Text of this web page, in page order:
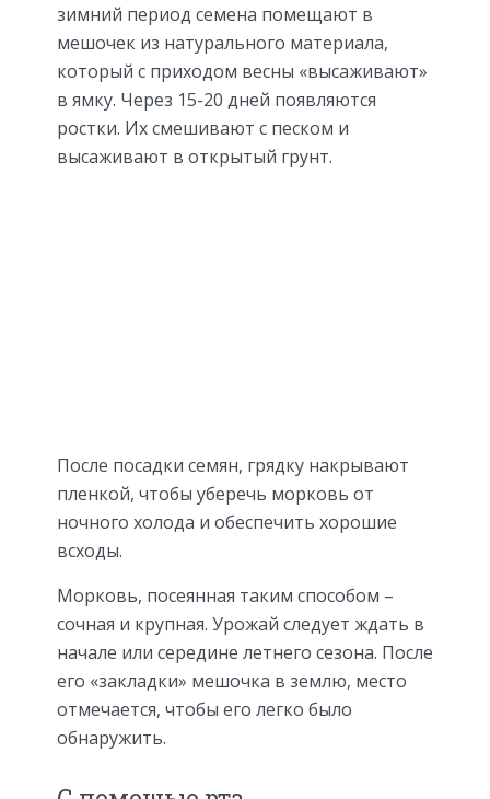
зимний период семена помещают в
мешочек из натурального материала,
который с приходом весны «высаживают»
в ямку. Через 15-20 дней появляются
ростки. Их смешивают с песком и
высаживают в открытый грунт.
После посадки семян, грядку накрывают
пленкой, чтобы уберечь морковь от
ночного холода и обеспечить хорошие
всходы.
Морковь, посеянная таким способом –
сочная и крупная. Урожай следует ждать в
начале или середине летнего сезона. После
его «закладки» мешочка в землю, место
отмечается, чтобы его легко было
обнаружить.